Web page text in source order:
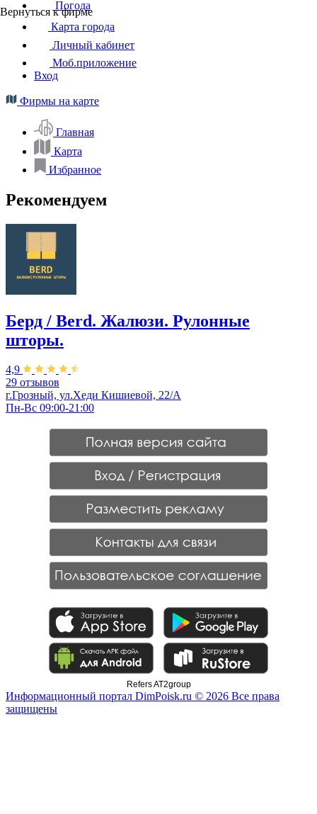
Вернуться к фирме
Погода
Карта города
Личный кабинет
Моб.приложение
Вход
Фирмы на карте
Главная
Карта
Избранное
Рекомендуем
Берд / Berd. Жалюзи. Рулонные
шторы.
4,9
29 отзывов
г.Грозный, ул.Хеди Кишиевой, 22/А
Пн-Вс 09:00-21:00
Refers AT2group
Информационный портал DimPoisk.ru © 2026 Все права
защищены